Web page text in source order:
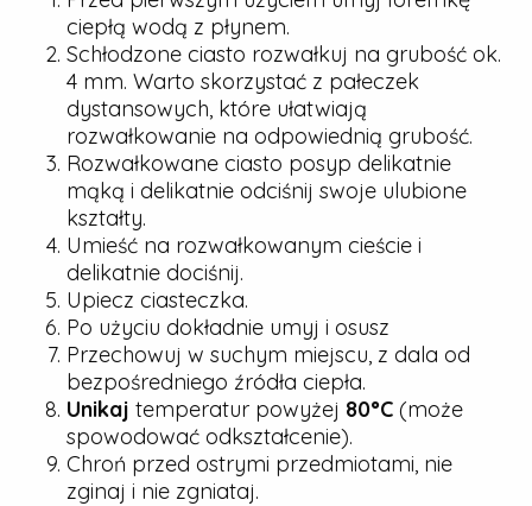
ciepłą wodą z płynem.
Schłodzone ciasto rozwałkuj na grubość ok.
4 mm. Warto skorzystać z pałeczek
dystansowych, które ułatwiają
rozwałkowanie na odpowiednią grubość.
Rozwałkowane ciasto posyp delikatnie
mąką i delikatnie odciśnij swoje ulubione
kształty.
Umieść na rozwałkowanym cieście i
delikatnie dociśnij.
Upiecz ciasteczka.
Po użyciu dokładnie umyj i osusz
Przechowuj w suchym miejscu, z dala od
bezpośredniego źródła ciepła.
Unikaj temperatur powyżej 80°C (może
spowodować odkształcenie).
Chroń przed ostrymi przedmiotami, nie
zginaj i nie zgniataj.